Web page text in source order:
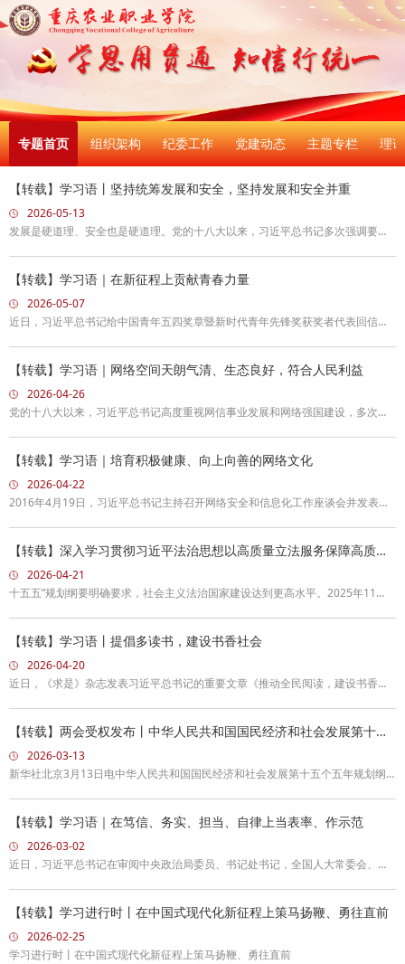
专题首页 组织架构 纪委工作 党建动态 主题专栏 理
【转载】学习语丨坚持统筹发展和安全，坚持发展和安全并重
2026-05-13
发展是硬道理、安全也是硬道理。党的十八大以来，习近平总书记多次强调要站
在统筹高质量发展和高水平安全的战略高度，以人民安全为宗旨，努力实现发展
和安全的动态平衡，全面提高国家安全工作能力和水平。
【转载】学习语｜在新征程上贡献青春力量
2026-05-07
近日，习近平总书记给中国青年五四奖章暨新时代青年先锋奖获奖者代表回信，
寄语广大青年“把个人追求融入国家发展大局，立足各自岗位不断创造新业绩，在
新征程上贡献青春力量”。
【转载】学习语｜网络空间天朗气清、生态良好，符合人民利益
2026-04-26
党的十八大以来，习近平总书记高度重视网信事业发展和网络强国建设，多次强
调“网络空间天朗气清、生态良好，符合人民利益。网络空间乌烟瘴气、生态恶
化，不符合人民利益”。
【转载】学习语｜培育积极健康、向上向善的网络文化
2026-04-22
2016年4月19日，习近平总书记主持召开网络安全和信息化工作座谈会并发表重
要讲话，为做好网络安全和信息化工作指明了前进方向、提供了重要遵循。10年
来，我国从网络大国向着网络强国阔步迈进。今天，党建网梳理了习近平总书记
关于网络强国建设的部分相关重要论述，与您一同学习。
【转载】深入学习贯彻习近平法治思想以高质量立法服务保障高质量
发展2026-04-21
十五五”规划纲要明确要求，社会主义法治国家建设达到更高水平。2025年11
月，习近平总书记对全面依法治国工作作出重要指示强调，聚焦建设更加完善的
中国特色社会主义法治体系、建设更高水平的社会主义法治国家；全面推进国家
各方面工作法治化，为以中国式现代化全面推进强国建设、民族复兴伟业提供有
力法治保障。人民代表大会制度具有保障全面依法治国、实现国家各方面工作法
【转载】学习语丨提倡多读书，建设书香社会
2026-04-20
近日，《求是》杂志发表习近平总书记的重要文章《推动全民阅读，建设书香社
会》。文章指出，要建设全民终身学习的学习型社会、学习型大国，促进人人皆
学、处处能学、时时可学，促进人的全面发展。今天，党建网梳理了习近平总书
记的部分相关重要论述，与您一同学习领会。
【转载】两会受权发布丨中华人民共和国国民经济和社会发展第十五
个五年规划纲要
2026-03-13
新华社北京3月13日电中华人民共和国国民经济和社会发展第十五个五年规划纲
要目录第一篇奋力开创中国式现代化建设新局面
【转载】学习语｜在笃信、务实、担当、自律上当表率、作示范
2026-03-02
近日，习近平总书记在审阅中央政治局委员、书记处书记，全国人大常委会、国
务院、全国政协党组成员，最高人民法院、最高人民检察院党组书记述职报告时
指出，要严格落实中央八项规定及其实施细则精神，始终头脑清醒、怀德自重，
在笃信、务实、担当、自律上当表率、作示范。党的十八大以来，习近平总书记
多次强调领导干部要坚定理想信念，勇于担当作为，以一身正气树标杆、作表
【转载】学习进行时丨在中国式现代化新征程上策马扬鞭、勇往直前
2026-02-25
学习进行时丨在中国式现代化新征程上策马扬鞭、勇往直前